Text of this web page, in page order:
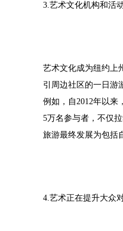
3.艺术文化机构和活
艺术文化成为纽约上
引周边社区的一日游
例如，自2012年以来
5万名参与者，不仅
旅游最终发展为包括
4.艺术正在提升大众